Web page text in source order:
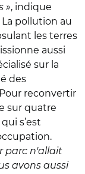
», indique
pollution au
les terres
aussi
sur la
des
reconvertir
sur quatre
s’est
parc n'allait
avons aussi